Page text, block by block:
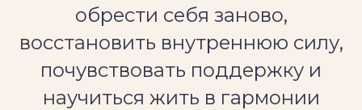
обрести себя заново,
восстановить внутреннюю силу,
почувствовать поддержку и
научиться жить в гармонии